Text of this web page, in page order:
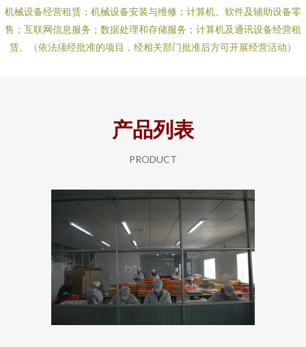
机械设备经营租赁；机械设备安装与维修；计算机、软件及辅助设备零
售；互联网信息服务；数据处理和存储服务；计算机及通讯设备经营租
赁。（依法须经批准的项目，经相关部门批准后方可开展经营活动）
产品列表
PRODUCT